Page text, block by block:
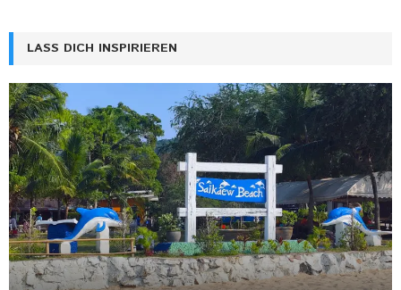
LASS DICH INSPIRIEREN